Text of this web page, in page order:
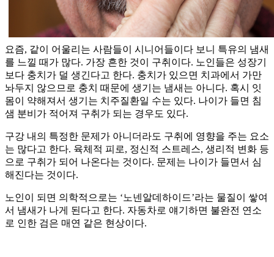
요즘, 같이 어울리는 사람들이 시니어들이다 보니 특유의 냄새
를 느낄 때가 많다. 가장 흔한 것이 구취이다. 노인들은 성장기
보다 충치가 덜 생긴다고 한다. 충치가 있으면 치과에서 가만
놔두지 않으므로 충치 때문에 생기는 냄새는 아니다. 혹시 잇
몸이 약해져서 생기는 치주질환일 수는 있다. 나이가 들면 침
샘 분비가 적어져 구취가 되는 경우도 있다.
구강 내의 특정한 문제가 아니더라도 구취에 영향을 주는 요소
는 많다고 한다. 육체적 피로, 정신적 스트레스, 생리적 변화 등
으로 구취가 되어 나온다는 것이다. 문제는 나이가 들면서 심
해진다는 것이다.
노인이 되면 의학적으로는 ‘노넨알데하이드’라는 물질이 쌓여
서 냄새가 나게 된다고 한다. 자동차로 얘기하면 불완전 연소
로 인한 검은 매연 같은 현상이다.